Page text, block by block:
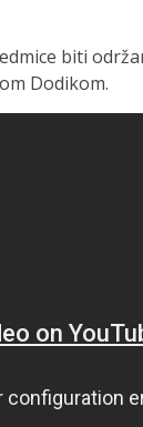
biti
Dodikom.